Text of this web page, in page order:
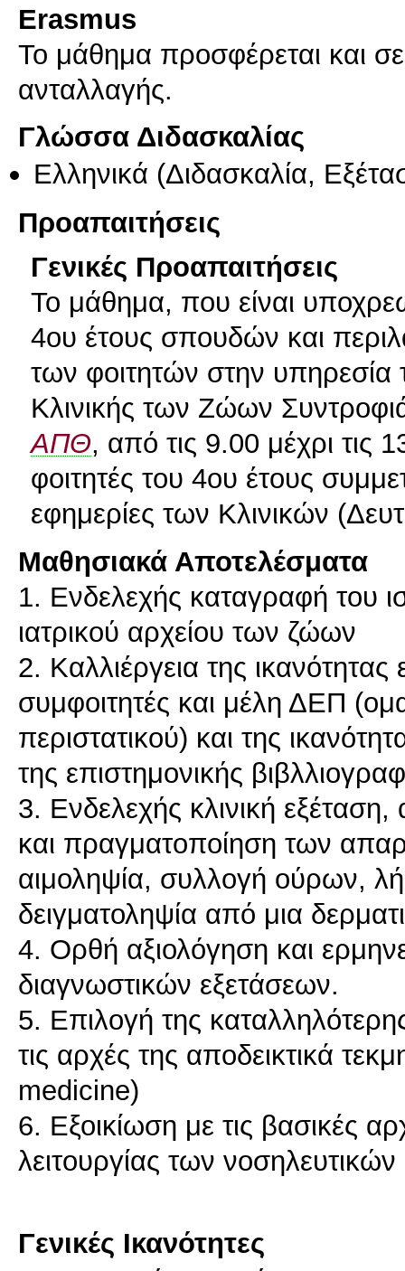
Erasmus
Το μάθημα προσφέρεται και
ανταλλαγής.
Γλώσσα Διδασκαλίας
Ελληνικά (Διδασκαλία,
Προαπαιτήσεις
Γενικές Προαπαιτήσεις
Το μάθημα, που είναι
4ου έτους σπουδών και
των φοιτητών στην υπηρεσία
Κλινικής των Ζώων
ΑΠΘ, από τις 9.00 μέχρι
φοιτητές του 4ου έτους
εφημερίες των Κλινικών
Μαθησιακά Αποτελέσματα
1. Ενδελεχής καταγραφή του
ιατρικού αρχείου των ζώων
2. Καλλιέργεια της ικανότητας
συμφοιτητές και μέλη ΔΕΠ
περιστατικού) και της
της επιστημονικής
3. Ενδελεχής κλινική
και πραγματοποίηση των
αιμοληψία, συλλογή ούρων,
δειγματοληψία από μια
4. Ορθή αξιολόγηση και
διαγνωστικών εξετάσεων.
5. Επιλογή της
τις αρχές της αποδεικτικά
medicine)
6. Εξοικίωση με τις βασικές
λειτουργίας των
Γενικές Ικανότητες